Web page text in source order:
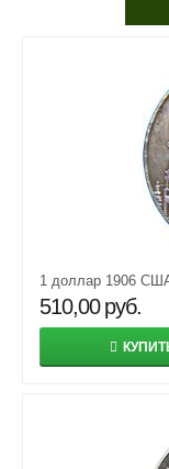
1 доллар 1906
510,00 руб.